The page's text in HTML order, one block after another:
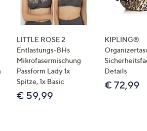
LITTLE ROSE 2
Entlastungs-BHs
Mikrofasermischung
Passform Lady 1x
Spitze, 1x Basic
€ 59,99
KIPLING®
Details
€ 72,99